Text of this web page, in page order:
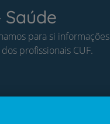
para si informações
profissionais CUF.